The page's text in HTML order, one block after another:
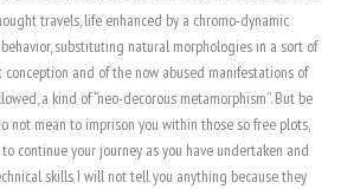
travels, life enhanced by a chromo-dynamic
substituting natural morphologies in a sort of
and of the now abused manifestations of
a kind of “neo-decorous metamorphism”. But be
not mean to imprison you within those so free plots,
continue your journey as you have undertaken and
skills I will not tell you anything because they